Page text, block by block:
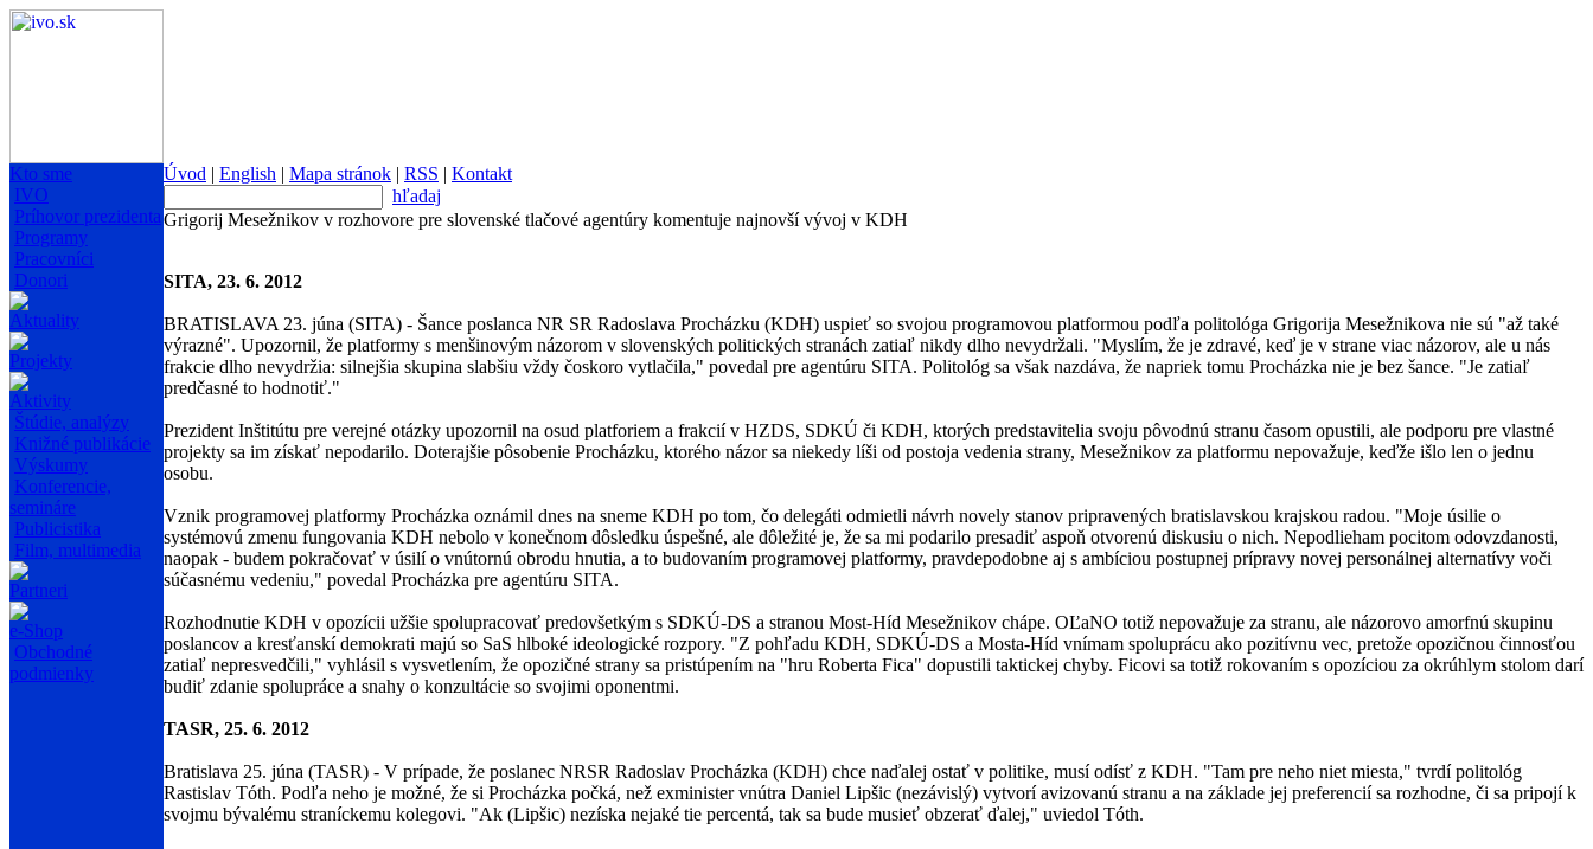
Kto sme
IVO
Príhovor prezidenta
Programy
Pracovníci
Donori
Aktuality
Projekty
Aktivity
Štúdie, analýzy
Knižné publikácie
Výskumy
Konferencie,
semináre
Publicistika
Film, multimedia
Partneri
e-Shop
Obchodné
podmienky
Úvod | English | Mapa stránok | RSS | Kontakt
hľadaj
Grigorij Mesežnikov v rozhovore pre slovenské tlačové agentúry komentuje najnovší vývoj v KDH
SITA, 23. 6. 2012
BRATISLAVA 23. júna (SITA) - Šance poslanca NR SR Radoslava Procházku (KDH) uspieť so svojou programovou platformou podľa politológa Grigorija Mesežnikova nie sú "až také
výrazné". Upozornil, že platformy s menšinovým názorom v slovenských politických stranách zatiaľ nikdy dlho nevydržali. "Myslím, že je zdravé, keď je v strane viac názorov, ale u nás
frakcie dlho nevydržia: silnejšia skupina slabšiu vždy čoskoro vytlačila," povedal pre agentúru SITA. Politológ sa však nazdáva, že napriek tomu Procházka nie je bez šance. "Je zatiaľ
predčasné to hodnotiť."
Prezident Inštitútu pre verejné otázky upozornil na osud platforiem a frakcií v HZDS, SDKÚ či KDH, ktorých predstavitelia svoju pôvodnú stranu časom opustili, ale podporu pre vlastné
projekty sa im získať nepodarilo. Doterajšie pôsobenie Procházku, ktorého názor sa niekedy líši od postoja vedenia strany, Mesežnikov za platformu nepovažuje, keďže išlo len o jednu
osobu.
Vznik programovej platformy Procházka oznámil dnes na sneme KDH po tom, čo delegáti odmietli návrh novely stanov pripravených bratislavskou krajskou radou. "Moje úsilie o
systémovú zmenu fungovania KDH nebolo v konečnom dôsledku úspešné, ale dôležité je, že sa mi podarilo presadiť aspoň otvorenú diskusiu o nich. Nepodlieham pocitom odovzdanosti,
naopak - budem pokračovať v úsilí o vnútornú obrodu hnutia, a to budovaním programovej platformy, pravdepodobne aj s ambíciou postupnej prípravy novej personálnej alternatívy voči
súčasnému vedeniu," povedal Procházka pre agentúru SITA.
Rozhodnutie KDH v opozícii užšie spolupracovať predovšetkým s SDKÚ-DS a stranou Most-Híd Mesežnikov chápe. OĽaNO totiž nepovažuje za stranu, ale názorovo amorfnú skupinu
poslancov a kresťanskí demokrati majú so SaS hlboké ideologické rozpory. "Z pohľadu KDH, SDKÚ-DS a Mosta-Híd vnímam spoluprácu ako pozitívnu vec, pretože opozičnou činnosťou
zatiaľ nepresvedčili," vyhlásil s vysvetlením, že opozičné strany sa pristúpením na "hru Roberta Fica" dopustili taktickej chyby. Ficovi sa totiž rokovaním s opozíciou za okrúhlym stolom darí
budiť zdanie spolupráce a snahy o konzultácie so svojimi oponentmi.
TASR, 25. 6. 2012
Bratislava 25. júna (TASR) - V prípade, že poslanec NRSR Radoslav Procházka (KDH) chce naďalej ostať v politike, musí odísť z KDH. "Tam pre neho niet miesta," tvrdí politológ
Rastislav Tóth. Podľa neho je možné, že si Procházka počká, než exminister vnútra Daniel Lipšic (nezávislý) vytvorí avizovanú stranu a na základe jej preferencií sa rozhodne, či sa pripojí k
svojmu bývalému straníckemu kolegovi. "Ak (Lipšic) nezíska nejaké tie percentá, tak sa bude musieť obzerať ďalej," uviedol Tóth.